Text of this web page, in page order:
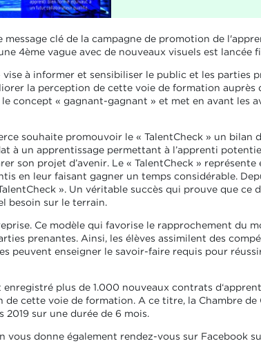
message clé de la campagne de promotion de
4ème vague avec de nouveaux visuels est lancée
à informer et sensibiliser le public et les parties
la perception de cette voie de formation auprès
concept « gagnant-gagnant » et met en avant les
souhaite promouvoir le « TalentCheck » un bilan
à un apprentissage permettant à l’apprenti
son projet d’avenir. Le « TalentCheck » représente
en leur faisant gagner un temps considérable.
». Un véritable succès qui prouve que ce
besoin sur le terrain.
Ce modèle qui favorise le rapprochement du
prenantes. Ainsi, les élèves assimilent des
peuvent enseigner le savoir-faire requis pour
plus de 1.000 nouveaux contrats
cette voie de formation. A ce titre, la Chambre de
sur une durée de 6 mois.
donne également rendez-vous sur Facebook